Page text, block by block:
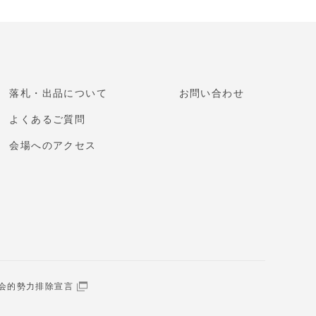
落札・出品について
よくあるご質問
会場へのアクセス
お問い合わせ
的勢力排除宣言